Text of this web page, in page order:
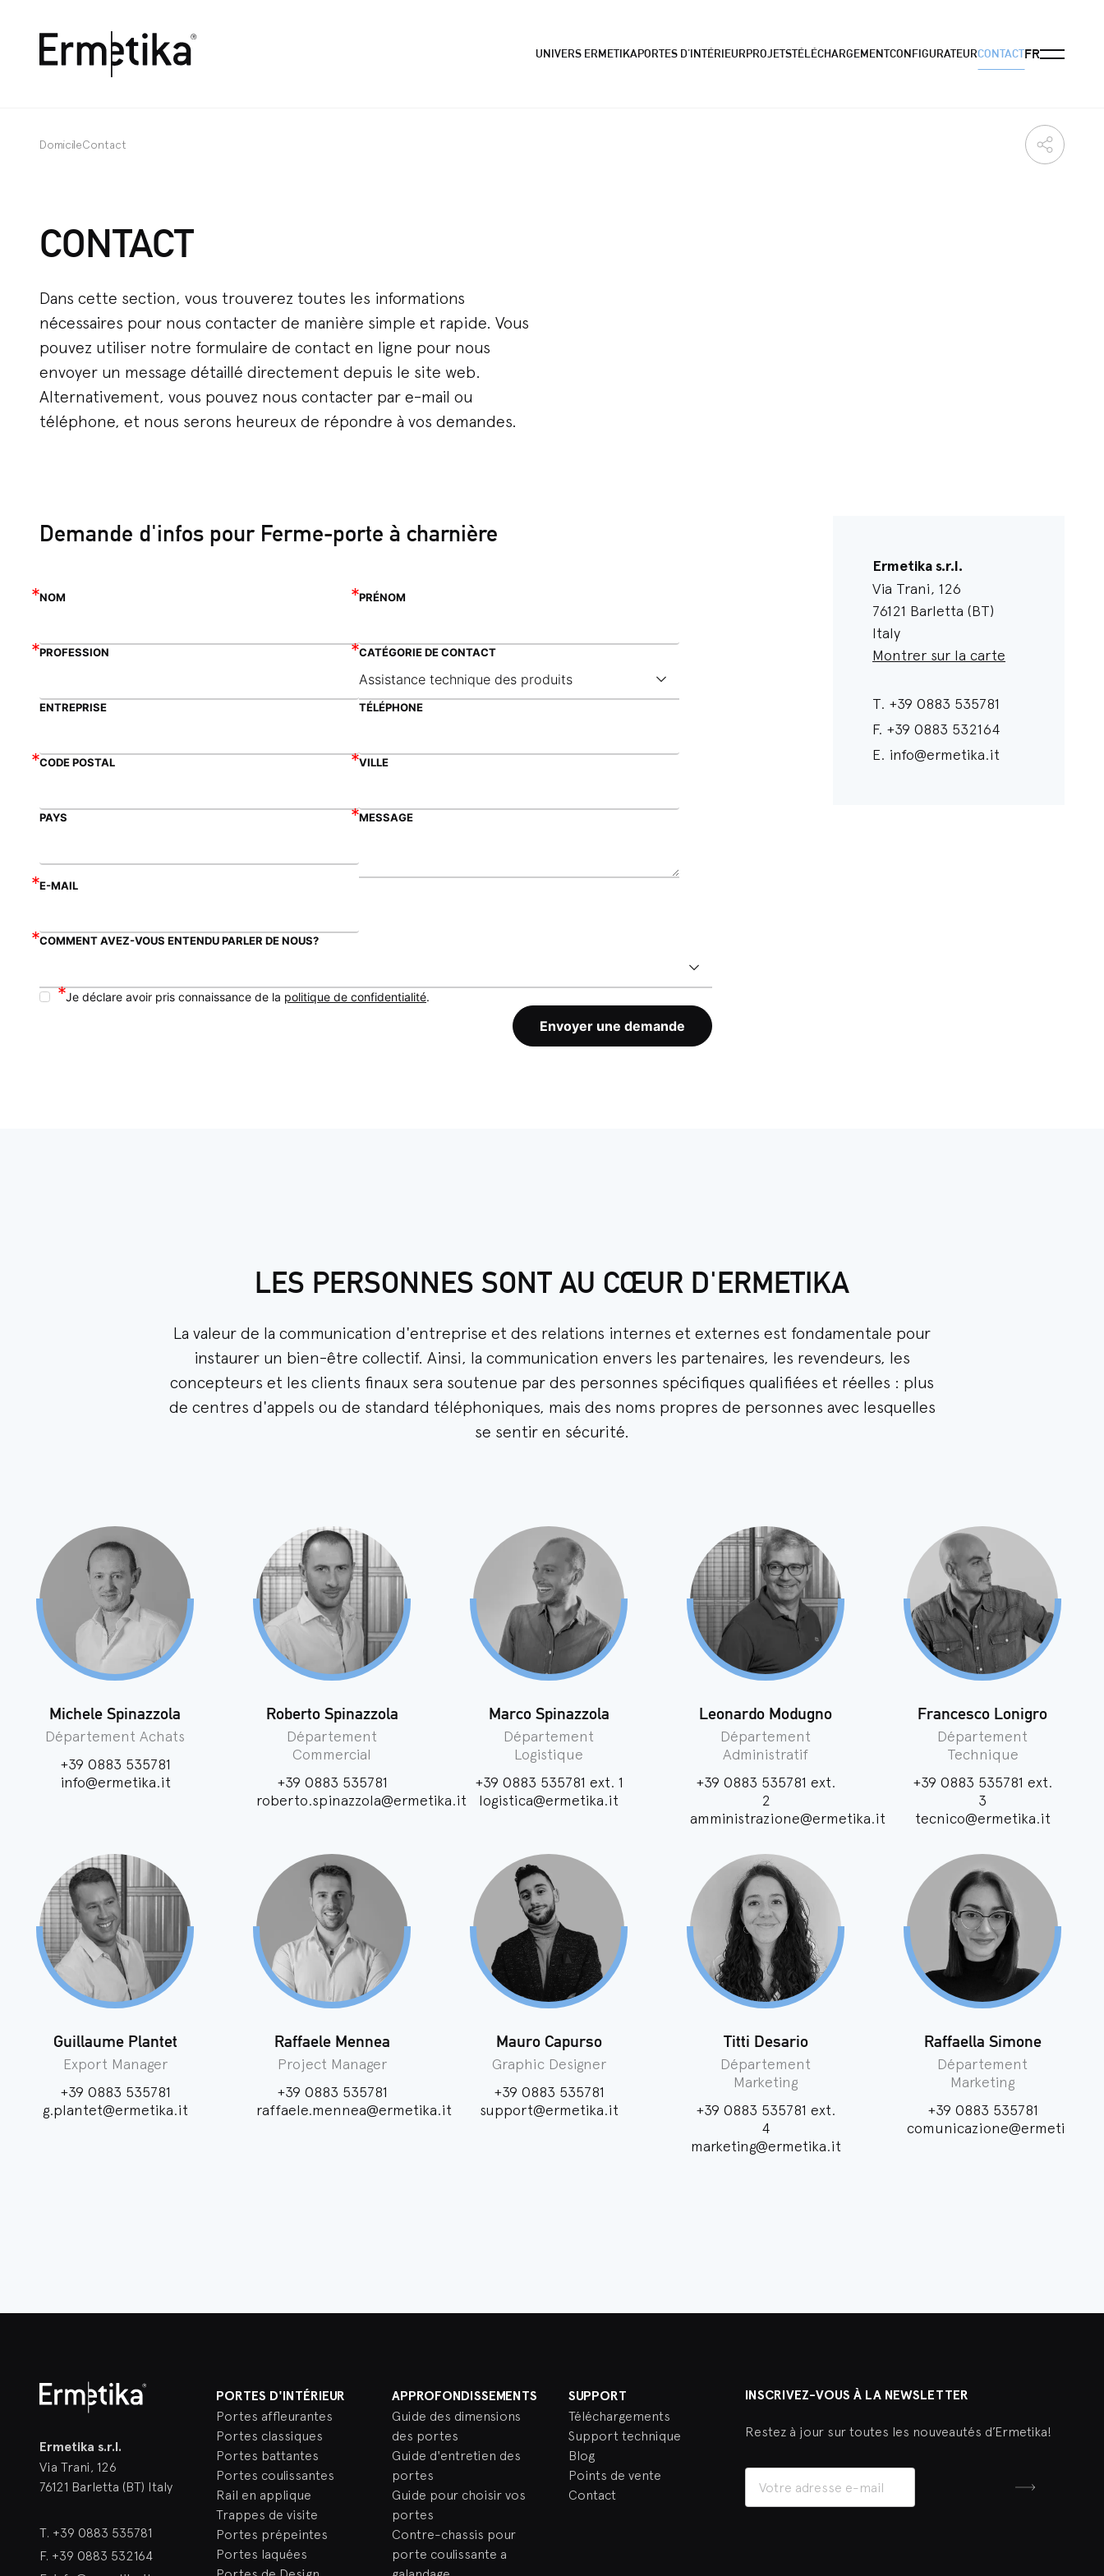
UNIVERS ERMETIKAPORTES D'INTÉRIEURPROJETSTÉLÉCHARGEMENTCONFIGURATEURCONTACTFRMenu
DomicileContact Partager
CONTACT
Dans cette section, vous trouverez toutes les informations
nécessaires pour nous contacter de manière simple et rapide. Vous
pouvez utiliser notre formulaire de contact en ligne pour nous
envoyer un message détaillé directement depuis le site web.
Alternativement, vous pouvez nous contacter par e-mail ou
téléphone, et nous serons heureux de répondre à vos demandes.
Ermetika s.r.l.
Via Trani, 126
76121 Barletta (BT)
Italy
Montrer sur la carte
T. +39 0883 535781
F. +39 0883 532164
E. info@ermetika.it
Demande d'infos pour Ferme-porte à charnière
NOM PRÉNOM
PROFESSION CATÉGORIE DE CONTACT
ENTREPRISE TÉLÉPHONE
CODE POSTAL VILLE
PAYS MESSAGE
E-MAIL
COMMENT AVEZ-VOUS ENTENDU PARLER DE NOUS?
Je déclare avoir pris connaissance de la politique de confidentialité.
Envoyer une demande
LES PERSONNES SONT AU CŒUR D'ERMETIKA
La valeur de la communication d'entreprise et des relations internes et externes est fondamentale pour
instaurer un bien-être collectif. Ainsi, la communication envers les partenaires, les revendeurs, les
concepteurs et les clients finaux sera soutenue par des personnes spécifiques qualifiées et réelles : plus
de centres d'appels ou de standard téléphoniques, mais des noms propres de personnes avec lesquelles
se sentir en sécurité.
Michele Spinazzola
Département Achats
+39 0883 535781
info@ermetika.it
Roberto Spinazzola
Département
Commercial
+39 0883 535781
roberto.spinazzola@ermetika.it
Marco Spinazzola
Département
Logistique
+39 0883 535781 ext. 1
logistica@ermetika.it
Leonardo Modugno
Département
Administratif
+39 0883 535781 ext.
2
amministrazione@ermetika.it
Francesco Lonigro
Département
Technique
+39 0883 535781 ext.
3
tecnico@ermetika.it
Guillaume Plantet
Export Manager
+39 0883 535781
g.plantet@ermetika.it
Raffaele Mennea
Project Manager
+39 0883 535781
raffaele.mennea@ermetika.it
Mauro Capurso
Graphic Designer
+39 0883 535781
support@ermetika.it
Titti Desario
Département
Marketing
+39 0883 535781 ext.
4
marketing@ermetika.it
Raffaella Simone
Département
Marketing
+39 0883 535781
comunicazione@ermetika.it
INSCRIVEZ-VOUS À LA NEWSLETTER
Restez à jour sur toutes les nouveautés d’Ermetika!
Ermetika s.r.l.
Via Trani, 126
76121 Barletta (BT) Italy
T. +39 0883 535781
F. +39 0883 532164
PORTES D'INTÉRIEUR
Portes affleurantes
Portes classiques
Portes battantes
Portes coulissantes
Rail en applique
Trappes de visite
Portes prépeintes
Portes laquées
APPROFONDISSEMENTS
Guide des dimensions
des portes
Guide d'entretien des
portes
Guide pour choisir vos
portes
Contre-chassis pour
porte coulissante a
SUPPORT
Téléchargements
Support technique
Blog
Points de vente
Contact